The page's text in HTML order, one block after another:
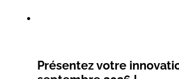
Présentez votre